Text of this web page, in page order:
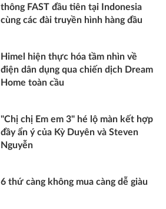
thông FAST đầu tiên tại Indonesia
cùng các đài truyền hình hàng đầu
Himel hiện thực hóa tầm nhìn về
điện dân dụng qua chiến dịch Dream
Home toàn cầu
"Chị chị Em em 3" hé lộ màn kết hợp
đầy ẩn ý của Kỳ Duyên và Steven
Nguyễn
6 thứ càng không mua càng dễ giàu